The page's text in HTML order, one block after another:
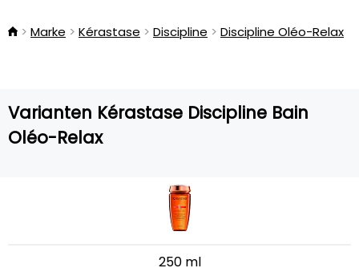
Marke Kérastase Discipline Discipline Oléo-Relax
Varianten Kérastase Discipline Bain
Oléo-Relax
250 ml